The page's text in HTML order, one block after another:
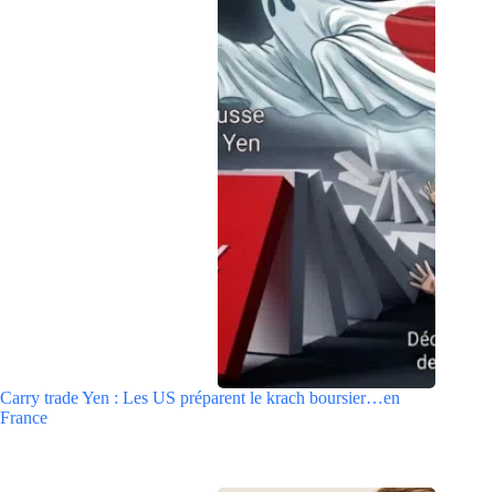
Carry trade Yen : Les US préparent le krach boursier…en
France